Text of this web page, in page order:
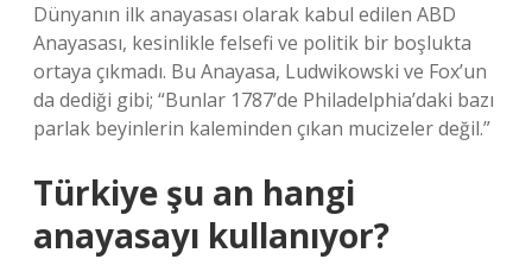
Dünyanın ilk anayasası olarak kabul edilen ABD
Anayasası, kesinlikle felsefi ve politik bir boşlukta
ortaya çıkmadı. Bu Anayasa, Ludwikowski ve Fox’un
da dediği gibi; “Bunlar 1787’de Philadelphia’daki bazı
parlak beyinlerin kaleminden çıkan mucizeler değil.”
Türkiye şu an hangi
anayasayı kullanıyor?